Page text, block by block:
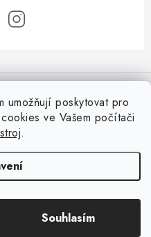
umožňují poskytovat pro
ve Vašem počítači
.
Souhlasím
práva vyhrazena.Upravit nastavení